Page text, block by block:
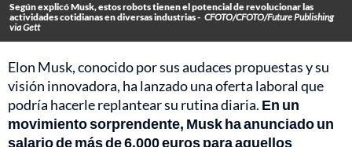
Según explicó Musk, estos robots tienen el potencial de revolucionar las
actividades cotidianas en diversas industrias - CFOTO/CFOTO/Future Publishing
via Gett
Elon Musk, conocido por sus audaces propuestas y su
visión innovadora, ha lanzado una oferta laboral que
podría hacerle replantear su rutina diaria. En un
movimiento sorprendente, Musk ha anunciado un
salario de más de 6.000 euros para aquellos